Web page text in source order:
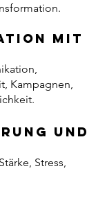
mit
Kampagnen,
und
Stress,